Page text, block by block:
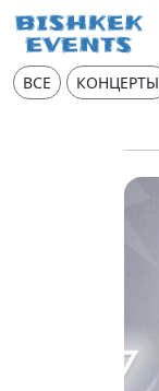
ВСЕ КОНЦЕРТЫ